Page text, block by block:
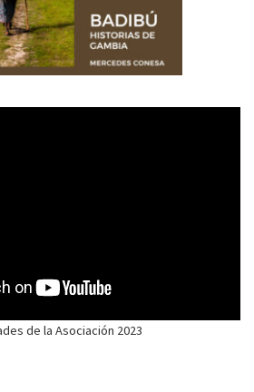
de la Asociación 2023